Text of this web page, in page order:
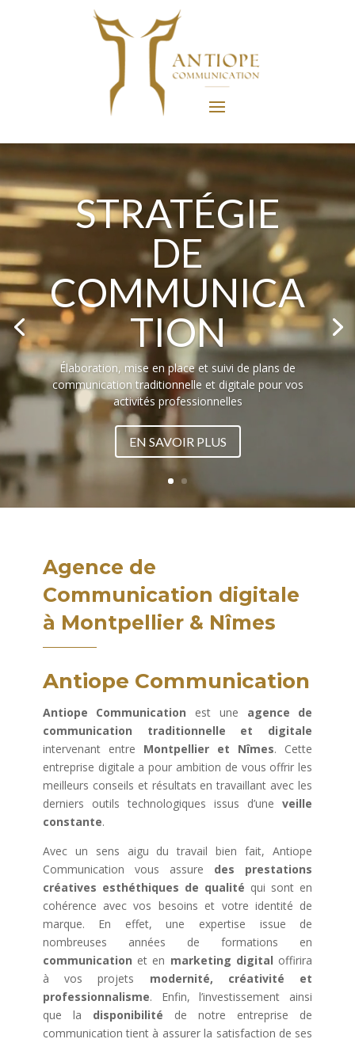
STRATÉGIE
DE
COMMUNICA
TION
Élaboration, mise en place et suivi de plans de
communication traditionnelle et digitale pour vos
activités professionnelles
EN SAVOIR PLUS
Lecteur
vidéo
Agence de
Communication digitale
à Montpellier & Nîmes
Antiope Communication
Antiope Communication est une agence de
communication traditionnelle et digitale
intervenant entre Montpellier et Nîmes. Cette
entreprise digitale a pour ambition de vous offrir les
meilleurs conseils et résultats en travaillant avec les
derniers outils technologiques issus d’uneveille
constante.
Avec un sens aigu du travail bien fait, Antiope
Communication vous assure des prestations
créatives esthéthiques de qualité qui sont en
cohérence avec vos besoins et votre identité de
marque. En effet, une expertise issue de
nombreuses années de formations en
communication et en marketing digital offirira
à vos projets modernité, créativité et
professionnalisme. Enfin, l’investissement ainsi
que la disponibilité de notre entreprise de
communication tient à assurer la satisfaction de ses